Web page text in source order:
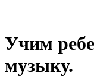
Учим
музыку.